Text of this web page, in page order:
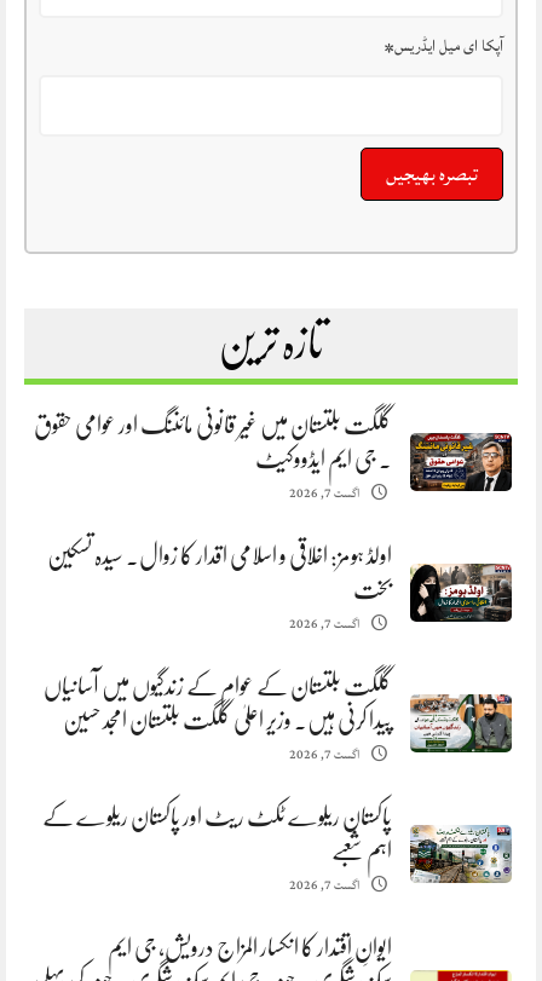
آپکا ای میل ایڈریس*
تازہ ترین
گلگت بلتستان میں غیر قانونی مائننگ اور عوامی حقوق
. جی ایم ایڈووکیٹ
اگست 7, 2026
اولڈ ہومز: اخلاقی و اسلامی اقدار کا زوال. سیدہ تسکین
بخت
اگست 7, 2026
گلگت بلتستان کے عوام کے زندگیوں میں آسانیاں
پیدا کرنی ہیں. وزیر اعلیٰ گلگت بلتستان امجد حسین
اگست 7, 2026
پاکستان ریلوے ٹکٹ ریٹ اور پاکستان ریلوے کے
اہم شعبے
اگست 7, 2026
ایوانِ اقتدار کا انکسار المزاج درویش، جی ایم